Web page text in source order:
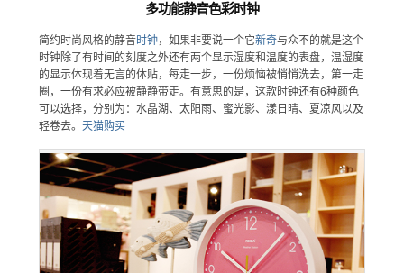
多功能静音色彩时钟
简约时尚风格的静音时钟，如果非要说一个它新奇与众不的就是这个
时钟除了有时间的刻度之外还有两个显示湿度和温度的表盘，温湿度
的显示体现着无言的体贴，每走一步，一份烦恼被悄悄洗去，第一走
圈，一份有求必应被静静带走。有意思的是，这款时钟还有6种颜色
可以选择，分别为：水晶湖、太阳雨、蜜光影、漾日晴、夏凉风以及
轻卷去。 天猫购买